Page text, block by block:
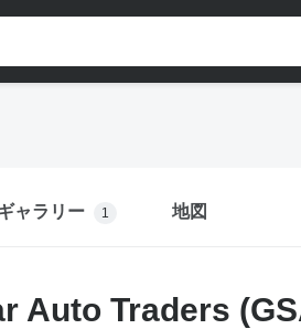
ャラリー 1 地図
Auto Traders